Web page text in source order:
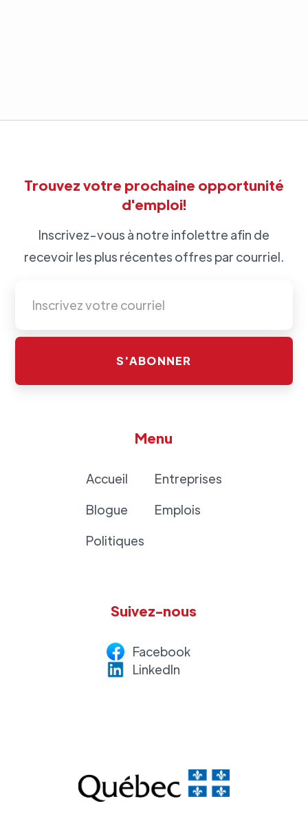
Trouvez votre prochaine opportunité
d'emploi!
Inscrivez-vous à notre infolettre afin de
recevoir les plus récentes offres par courriel.
Menu
Accueil
Blogue
Politiques
Entreprises
Emplois
Suivez-nous
Facebook
LinkedIn